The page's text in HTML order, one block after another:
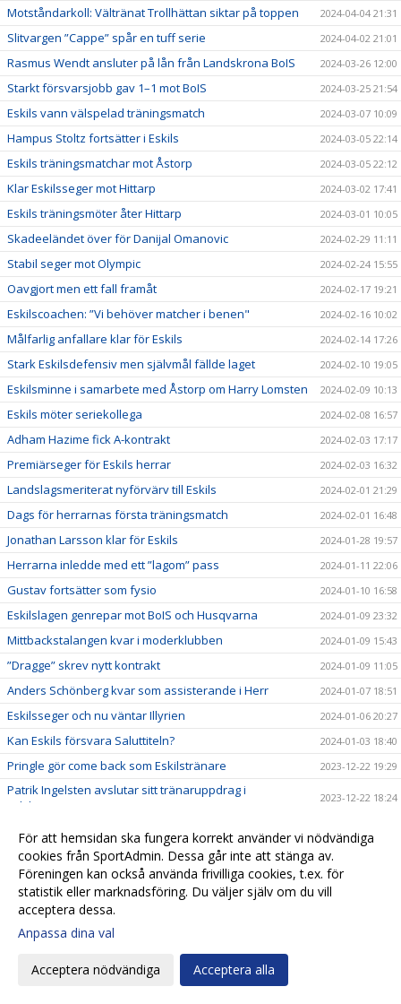
Motståndarkoll: Vältränat Trollhättan siktar på toppen 2024-04-04 21:31
Slitvargen ”Cappe” spår en tuff serie 2024-04-02 21:01
Rasmus Wendt ansluter på lån från Landskrona BoIS 2024-03-26 12:00
Starkt försvarsjobb gav 1–1 mot BoIS 2024-03-25 21:54
Eskils vann välspelad träningsmatch 2024-03-07 10:09
Hampus Stoltz fortsätter i Eskils 2024-03-05 22:14
Eskils träningsmatchar mot Åstorp 2024-03-05 22:12
Klar Eskilsseger mot Hittarp 2024-03-02 17:41
Eskils träningsmöter åter Hittarp 2024-03-01 10:05
Skadeeländet över för Danijal Omanovic 2024-02-29 11:11
Stabil seger mot Olympic 2024-02-24 15:55
Oavgjort men ett fall framåt 2024-02-17 19:21
Eskilscoachen: ”Vi behöver matcher i benen" 2024-02-16 10:02
Målfarlig anfallare klar för Eskils 2024-02-14 17:26
Stark Eskilsdefensiv men självmål fällde laget 2024-02-10 19:05
Eskilsminne i samarbete med Åstorp om Harry Lomsten 2024-02-09 10:13
Eskils möter seriekollega 2024-02-08 16:57
Adham Hazime fick A-kontrakt 2024-02-03 17:17
Premiärseger för Eskils herrar 2024-02-03 16:32
Landslagsmeriterat nyförvärv till Eskils 2024-02-01 21:29
Dags för herrarnas första träningsmatch 2024-02-01 16:48
Jonathan Larsson klar för Eskils 2024-01-28 19:57
Herrarna inledde med ett ”lagom” pass 2024-01-11 22:06
Gustav fortsätter som fysio 2024-01-10 16:58
Eskilslagen genrepar mot BoIS och Husqvarna 2024-01-09 23:32
Mittbackstalangen kvar i moderklubben 2024-01-09 15:43
”Dragge” skrev nytt kontrakt 2024-01-09 11:05
Anders Schönberg kvar som assisterande i Herr 2024-01-07 18:51
Eskilsseger och nu väntar Illyrien 2024-01-06 20:27
Kan Eskils försvara Saluttiteln? 2024-01-03 18:40
Pringle gör come back som Eskilstränare 2023-12-22 19:29
Patrik Ingelsten avslutar sitt tränaruppdrag i
Eskilsminne IF
2023-12-22 18:24
Endrit Ibishi skrev nytt kontrakt 2023-12-17 18:44
Rutinerad målvakt klar för Eskils 2023-12-15 17:32
Hemvändare ny målvaktstränare 2023-12-13 13:34
Skyttekungen signerade nytt kontrakt
Fredrik Liverstam fortsätter i Eskils
Hampus Stoltz uttagen till Morgondagens stjärnor
Jesper Lernesjö klar för Eskils
För att hemsidan ska fungera korrekt använder vi nödvändiga
cookies från SportAdmin. Dessa går inte att stänga av.
Föreningen kan också använda frivilliga cookies, t.ex. för
statistik eller marknadsföring. Du väljer själv om du vill
acceptera dessa.
Anpassa dina val
Acceptera nödvändiga Acceptera alla